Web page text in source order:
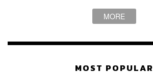
MORE
MOST POPULAR